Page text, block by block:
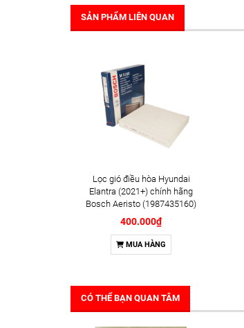
SẢN PHẨM LIÊN QUAN
Lọc gió điều hòa Hyundai
Elantra (2021+) chính hãng
Bosch Aeristo (1987435160)
400.000₫
MUA HÀNG
CÓ THỂ BẠN QUAN TÂM